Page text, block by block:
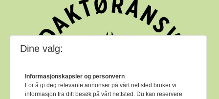
Dine valg:
Informasjonskapsler og personvern
For å gi deg relevante annonser på vårt nettsted bruker vi
informasjon fra ditt besøk på vårt nettsted. Du kan reservere